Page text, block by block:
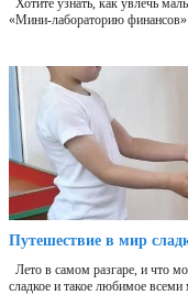
Хотите узнать, как увлечь
«Мини‑лабораторию
Путешествие в мир
Лето в самом разгаре, и что
сладкое и такое любимое